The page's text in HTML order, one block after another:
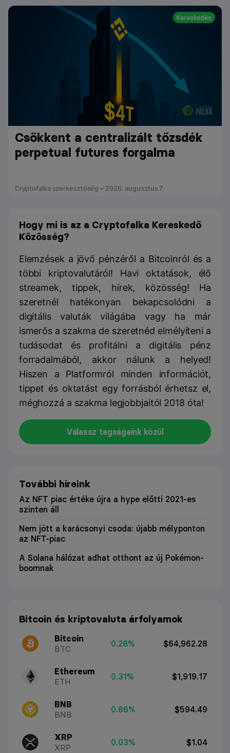
Kereskedés
Csökkent a centralizált tőzsdék
perpetual futures forgalma
Cryptofalka szerkesztőség • 2026. augusztus 7.
Hogy mi is az a Cryptofalka Kereskedő
Közösség?
Elemzések a jövő pénzéről a Bitcoinról és a
többi kriptovalutáról! Havi oktatások, élő
streamek, tippek, hírek, közösség! Ha
szeretnél hatékonyan bekapcsolódni a
digitális valuták világába vagy ha már
ismerős a szakma de szeretnéd elmélyíteni a
tudásodat és profitálni a digitális pénz
forradalmából, akkor nálunk a helyed!
Hiszen a Platformról minden információt,
tippet és oktatást egy forrásból érhetsz el,
méghozzá a szakma legjobbjaitól 2018 óta!
Válassz tagságaink közül
További híreink
Az NFT piac értéke újra a hype előtti 2021-es
szinten áll
Nem jött a karácsonyi csoda: újabb mélyponton
az NFT-piac
A Solana hálózat adhat otthont az új Pokémon-
boomnak
Bitcoin és kriptovaluta árfolyamok
Bitcoin
BTC
0.28% $64,962.28
Ethereum
ETH
0.31% $1,919.17
BNB
BNB
0.86% $594.49
XRP
XRP
0.03% $1.04